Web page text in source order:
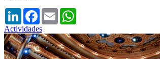
LinkedInFacebook
Email
Actividades